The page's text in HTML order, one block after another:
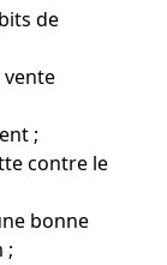
de
vente
;
contre le
bonne
;